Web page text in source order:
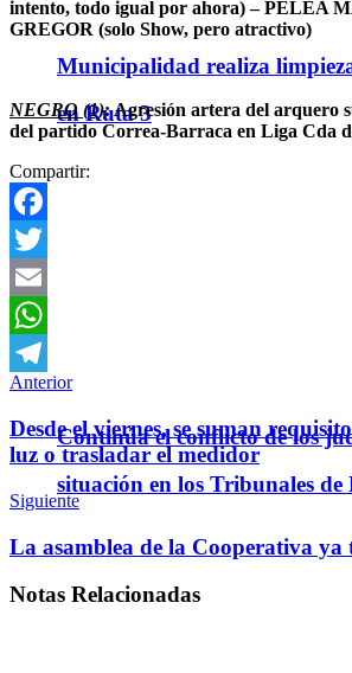
Municipalidad realiza
en Ruta 3
Continúa el conflicto de los
situación en los Tribunales de
intento, todo igual por ahora) – PELEA
GREGOR (solo Show, pero atractivo)
NEGRO (1): Agresión artera del arquero
del partido Correa-Barraca en Liga Cda
Compartir:
Facebook
Twitter
Email
WhatsApp
Telegram
Anterior
Desde el viernes, se suman
luz o trasladar el medidor
Siguiente
La asamblea de la Cooperativa ya
Notas Relacionadas